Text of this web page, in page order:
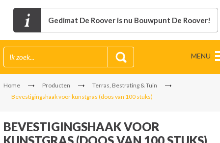
Gedimat De Roover is nu Bouwpunt De Roover!
MENU
Home Producten
Terras, Bestrating & Tuin
Bevestigingshaak voor kunstgras (doos van 100 stuks)
BEVESTIGINGSHAAK VOOR